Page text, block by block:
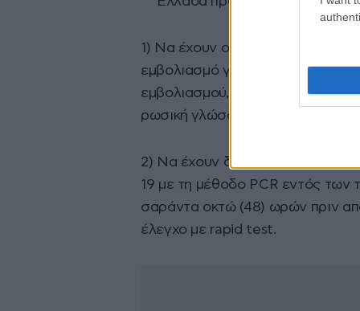
1) Να έχουν ολοκληρώσει προ
εμβολιασμό για κορωνοϊό
εμβολιασμού, στην ελληνική,
ρωσική γλώσσα, το οποίο να
2) Να έχουν διαγνωσθεί
19 με τη μέθοδο PCR εντός των
σαράντα οκτώ (48) ωρών πριν
έλεγχο με rapid test.